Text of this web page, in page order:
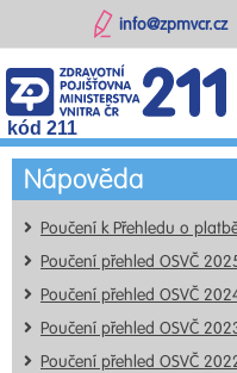
info@zpmvcr.cz
kód 211
Nápověda
Poučení k Přehledu o
Poučení přehled OSVČ
Poučení přehled OSVČ
Poučení přehled OSVČ
Poučení přehled OSVČ